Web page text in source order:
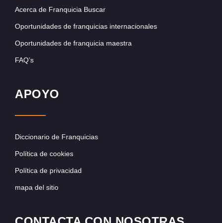
Acerca de Franquicia Buscar
Oportunidades de franquicias internacionales
Oportunidades de franquicia maestra
FAQ’s
APOYO
Diccionario de Franquicias
Política de cookies
Política de privacidad
mapa del sitio